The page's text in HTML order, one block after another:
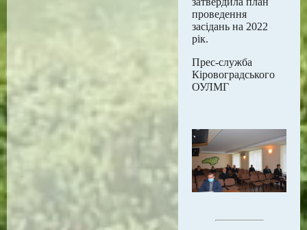
проведення
засідань на 2022
рік.
Прес-служба
Кіровоградського
ОУЛМГ